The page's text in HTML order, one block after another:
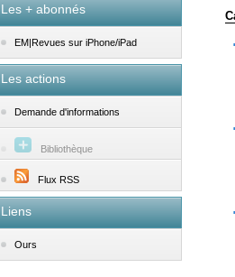
Les + abonnés
EM|Revues sur iPhone/iPad
Les actions
Demande d'informations
Bibliothèque
Flux RSS
Liens
Ours